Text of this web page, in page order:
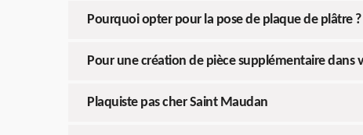
Pourquoi opter pour la pose de plaque de plâtre ?
Pour une création de pièce supplémentaire dans
Plaquiste pas cher Saint Maudan